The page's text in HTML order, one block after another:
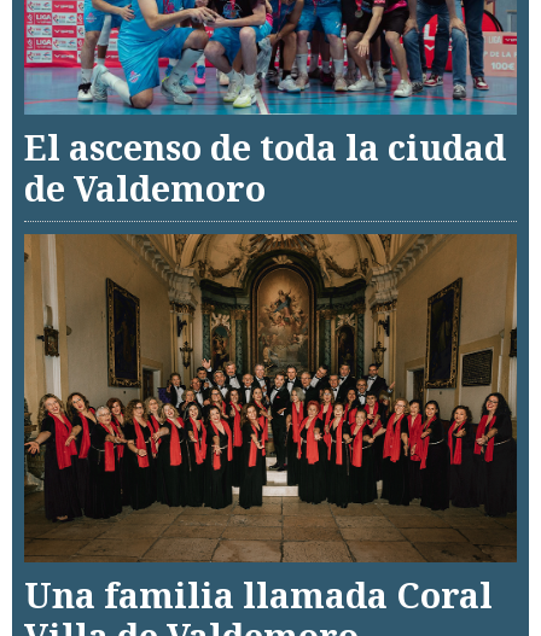
El ascenso de toda la ciudad
de Valdemoro
Una familia llamada Coral